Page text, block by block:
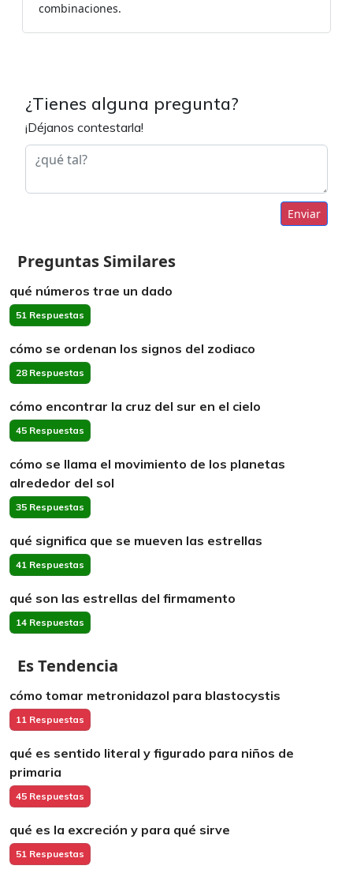
combinaciones.
¿Tienes alguna pregunta?
¡Déjanos contestarla!
Enviar
Preguntas Similares
qué números trae un dado
51 Respuestas
cómo se ordenan los signos del zodiaco
28 Respuestas
cómo encontrar la cruz del sur en el cielo
45 Respuestas
cómo se llama el movimiento de los planetas
alrededor del sol
35 Respuestas
qué significa que se mueven las estrellas
41 Respuestas
qué son las estrellas del firmamento
14 Respuestas
Es Tendencia
cómo tomar metronidazol para blastocystis
11 Respuestas
qué es sentido literal y figurado para niños de
primaria
45 Respuestas
qué es la excreción y para qué sirve
51 Respuestas